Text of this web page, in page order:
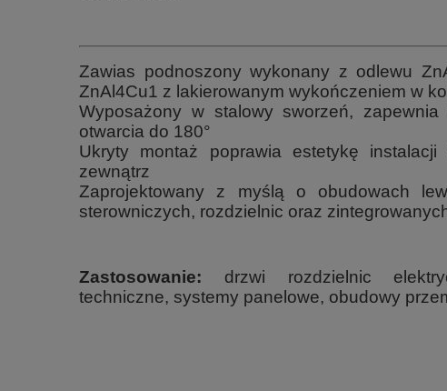
Zawias podnoszony wykonany z odlewu
ZnAl4Cu1 z lakierowanym wykończeniem w
Wyposażony w stalowy sworzeń, zapewnia
otwarcia do 180°
Ukryty montaż poprawia estetykę
zewnątrz
Zaprojektowany z myślą o obudowach
sterowniczych, rozdzielnic oraz
Zastosowanie: drzwi rozdzielnic
techniczne, systemy panelowe, obudowy